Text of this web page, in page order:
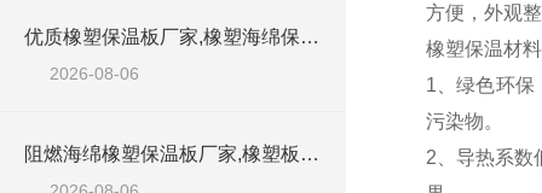
优质橡塑保温板厂家,橡塑海绵保温材料供货商
2026-08-06
阻燃海绵橡塑保温板厂家,橡塑板厂家销售点
方便，外观
橡塑保温材
1、绿色环保
污染物。
2、导热系数